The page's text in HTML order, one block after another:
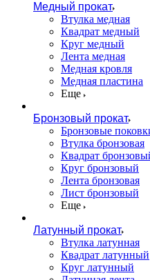
Медный прокат
Втулка медная
Квадрат медный
Круг медный
Лента медная
Медная кровля
Медная пластина
Еще
Бронзовый прокат
Бронзовые
Втулка бронзовая
Квадрат
Круг бронзовый
Лента бронзовая
Лист бронзовый
Еще
Латунный прокат
Втулка латунная
Квадрат латунный
Круг латунный